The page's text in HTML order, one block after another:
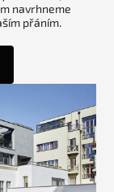
navrhneme
přáním.